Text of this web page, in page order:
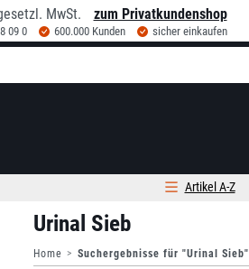
MwSt. zum Privatkundenshop
09 0 600.000 Kunden sicher einkaufen
Artikel A-Z
Urinal Sieb
Home Suchergebnisse für "Urinal Sieb"